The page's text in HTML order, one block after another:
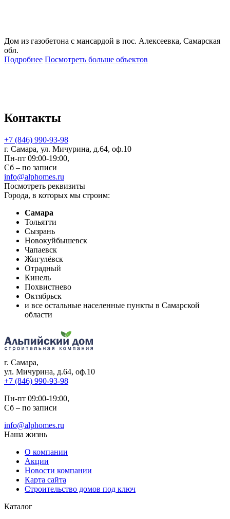
Дом из газобетона с мансардой в пос. Алексеевка, Самарская
обл.
Подробнее Посмотреть больше объектов
Контакты
+7 (846) 990-93-98
г. Самара, ул. Мичурина, д.64, оф.10
Пн-пт 09:00-19:00,
Сб – по записи
info@alphomes.ru
Посмотреть реквизиты
Города, в которых мы строим:
Самара
Тольятти
Сызрань
Новокуйбышевск
Чапаевск
Жигулёвск
Отрадный
Кинель
Похвистнево
Октябрьск
и все остальные населенные пункты в Самарской
области
г. Самара,
ул. Мичурина, д.64, оф.10
+7 (846) 990-93-98
Пн-пт 09:00-19:00,
Сб – по записи
info@alphomes.ru
Наша жизнь
О компании
Акции
Новости компании
Карта сайта
Строительство домов под ключ
Каталог